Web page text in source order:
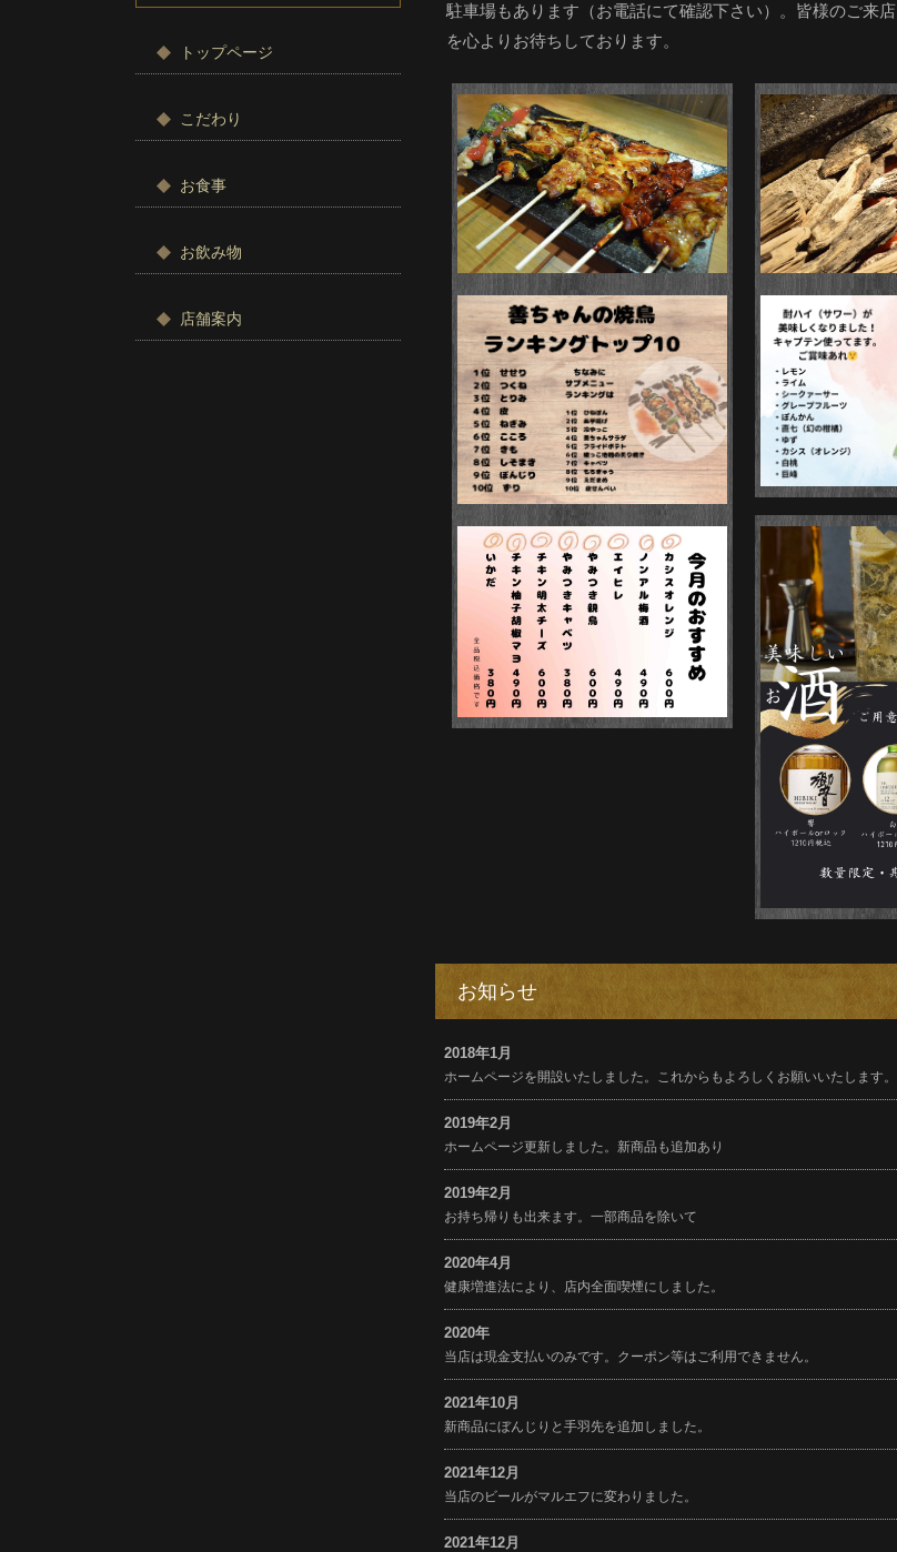
トップページ
こだわり
お食事
お飲み物
店舗案内
駐車場もあります（お電話にて確認下さい）。皆様のご来店
を心よりお待ちしております。
お知らせ
2018年1月
ホームページを開設いたしました。これからもよろしくお願いいたします。
2019年2月
ホームページ更新しました。新商品も追加あり
2019年2月
お持ち帰りも出来ます。一部商品を除いて
2020年4月
健康増進法により、店内全面喫煙にしました。
2020年
当店は現金支払いのみです。クーポン等はご利用できません。
2021年10月
新商品にぼんじりと手羽先を追加しました。
2021年12月
当店のビールがマルエフに変わりました。
2021年12月